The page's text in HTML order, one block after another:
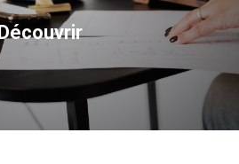
Découvrir